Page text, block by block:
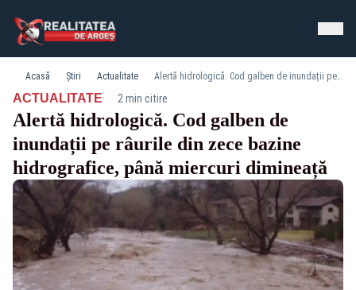
Acasă Știri Actualitate Alertă hidrologică. Cod galben de inundații pe râurile din zece bazine hidrografice, până miercuri dimineață
ACTUALITATE· 2 min citire
Alertă hidrologică. Cod galben de
inundații pe râurile din zece bazine
hidrografice, până miercuri dimineață